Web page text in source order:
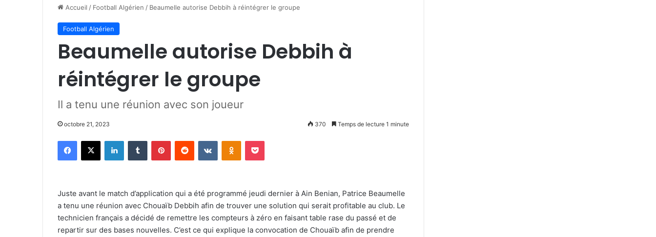
Accueil / Football Algérien / Beaumelle autorise Debbih à réintégrer le groupe
Football Algérien
Beaumelle autorise Debbih à
réintégrer le groupe
Il a tenu une réunion avec son joueur
octobre 21, 2023 370 Temps de lecture 1 minute
Facebook
X LinkedinTumblr PinterestReddit VKontakteOdnoklassniki
Pocket
Juste avant le match d’application qui a été programmé jeudi dernier à Ain Benian, Patrice Beaumelle
a tenu une réunion avec Chouaïb Debbih afin de trouver une solution qui serait profitable au club. Le
technicien français a décidé de remettre les compteurs à zéro en faisant table rase du passé et de
repartir sur des bases nouvelles. C’est ce qui explique la convocation de Chouaïb afin de prendre